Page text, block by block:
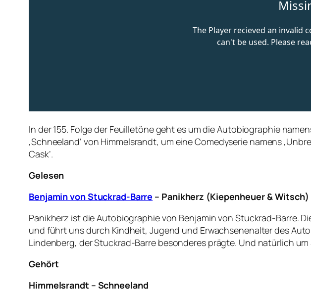
In der 155. Folge der Feuilletöne geht es um die Autobiographie
‚Schneeland‘ von Himmelsrandt, um eine Comedyserie namens
Cask‘.
Gelesen
Benjamin von Stuckrad-Barre – Panikherz (Kiepenheuer & Witsch)
Panikherz ist die Autobiographie von Benjamin von Stuckrad-Barre.
und führt uns durch Kindheit, Jugend und Erwachsenenalter des
Lindenberg, der Stuckrad-Barre besonderes prägte. Und natürlich
Gehört
Himmelsrandt – Schneeland